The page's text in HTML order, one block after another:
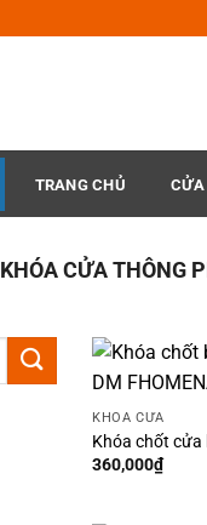
TRANG CHỦ CỬA
KHÓA CỬA THÔNG
KHÓA CỬA
Khóa chốt cửa
360,000₫